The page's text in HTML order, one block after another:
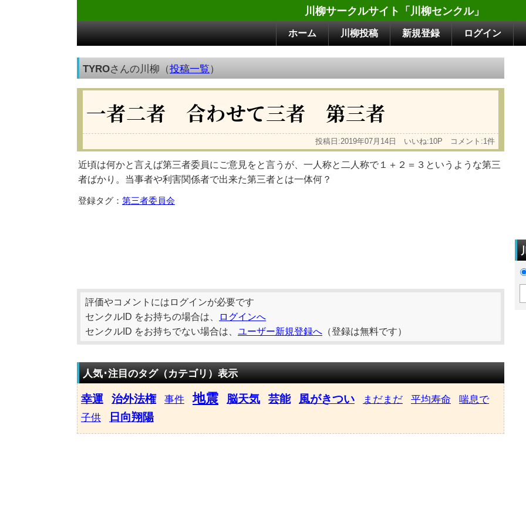
川柳サークルサイト「川柳センクル」
ホーム 川柳投稿 新規登録 ログイン
TYROさんの川柳（投稿一覧）
一者二者 合わせて三者 第三者
投稿日:2019年07月14日 いいね:10P コメント:1件
近頃は何かと言えば第三者委員にご意見をと言うが、一人称と二人称で１＋２＝３というような第三
者ばかり。当事者や利害関係者で出来た第三者とは一体何？
登録タグ： 第三者委員会
評価やコメントにはログインが必要です
センクルID をお持ちの場合は、
ログインへ
センクルID をお持ちでない場合は、 ユーザー新規登録へ （登録は無料です）
人気･注目のタグ（カテゴリ）表示
幸運 治外法権 事件 地震 脳天気 芸能 風がきつい まだまだ 平均寿命
喘息で
子供
日向翔陽